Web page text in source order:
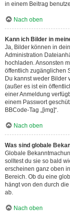
in einem Beitrag
Nach oben
Kann ich Bilder in
Ja, Bilder können in
Administration
hochladen. Ansonsten
öffentlich zugänglichen
Du kannst weder Bilder
(außer es ist ein
einer Anmeldung
einem Passwort
BBCode-Tag „[img]“.
Nach oben
Was sind globale
Globale
solltest du sie so bald
erscheinen ganz oben
Bereich. Ob du eine
hängt von den durch
ab.
Nach oben